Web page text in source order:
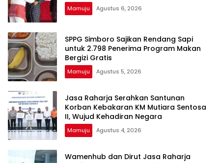
Mamuju Agustus 6, 2026
SPPG Simboro Sajikan Rendang Sapi
untuk 2.798 Penerima Program Makan
Bergizi Gratis
Mamuju Agustus 5, 2026
Jasa Raharja Serahkan Santunan
Korban Kebakaran KM Mutiara Sentosa
II, Wujud Kehadiran Negara
Mamuju Agustus 4, 2026
Wamenhub dan Dirut Jasa Raharja